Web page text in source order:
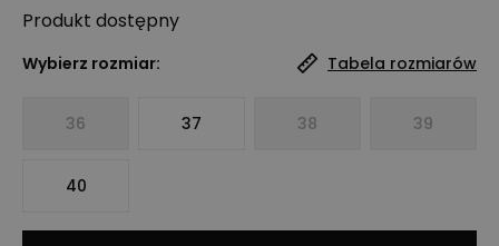
Produkt dostępny
Wybierz rozmiar: Tabela rozmiarów
36 37 38 39
40